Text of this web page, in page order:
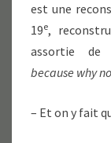
est une
19e,
assortie de
because why
– Et on y fait